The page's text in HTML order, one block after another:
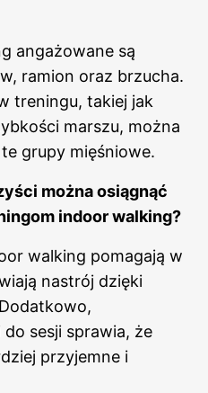
angażowane są
ramion oraz brzucha.
treningu, takiej jak
marszu, można
grupy mięśniowe.
można osiągnąć
indoor walking?
walking pomagają w
nastrój dzięki
sesji sprawia, że
przyjemne i